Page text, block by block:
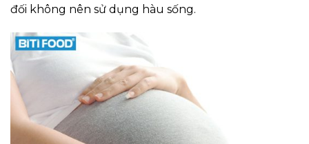
đối không nên sử dụng hàu sống.